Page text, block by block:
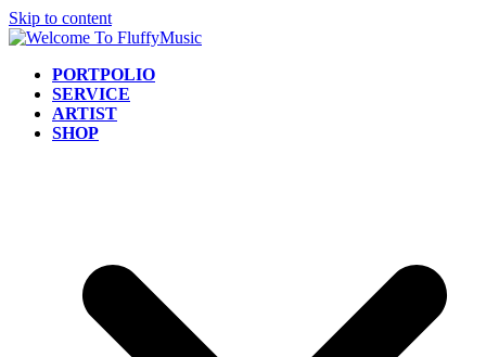
Skip to content
PORTPOLIO
SERVICE
ARTIST
SHOP